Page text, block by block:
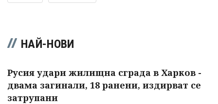
НАЙ-НОВИ
Русия удари жилищна сграда в Харков -
двама загинали, 18 ранени, издирват се
затрупани